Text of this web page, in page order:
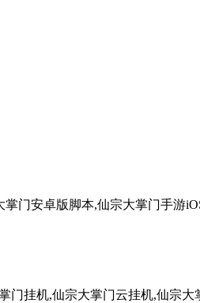
门安卓版脚本,仙宗大掌门手游
门挂机,仙宗大掌门云挂机,仙宗大